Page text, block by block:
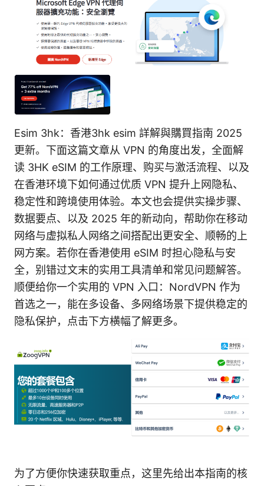
Esim 3hk：香港3hk esim 詳解與購買指南 2025
更新。下面这篇文章从 VPN 的角度出发，全面解
读 3HK eSIM 的工作原理、购买与激活流程、以及
在香港环境下如何通过优质 VPN 提升上网隐私、
稳定性和跨境使用体验。本文也会提供实操步骤、
数据要点、以及 2025 年的新动向，帮助你在移动
网络与虚拟私人网络之间搭配出更安全、顺畅的上
网方案。若你在香港使用 eSIM 时担心隐私与安
全，别错过文末的实用工具清单和常见问题解答。
顺便给你一个实用的 VPN 入口：NordVPN 作为
首选之一，能在多设备、多网络场景下提供稳定的
隐私保护，点击下方横幅了解更多。
为了方便你快速获取重点，这里先给出本指南的核